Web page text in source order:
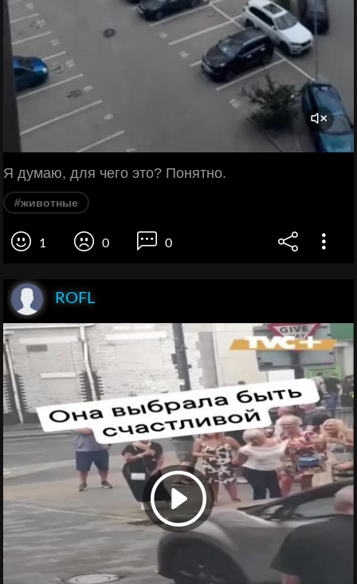
Я думаю, для чего это? Понятно.
#животные
1 0 0
ROFL